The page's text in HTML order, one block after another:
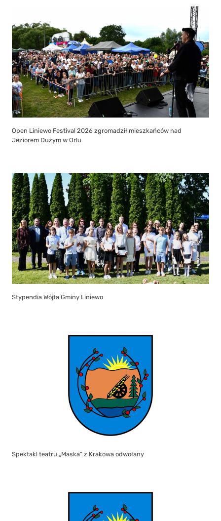
Open Liniewo Festival 2026 zgromadził mieszkańców nad
Jeziorem Dużym w Orlu
Stypendia Wójta Gminy Liniewo
Spektakl teatru „Maska” z Krakowa odwołany